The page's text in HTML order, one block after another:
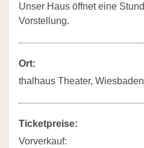
Unser Haus öffnet eine
Vorstellung.
Ort:
thalhaus Theater, Wiesbaden
Ticketpreise:
Vorverkauf: